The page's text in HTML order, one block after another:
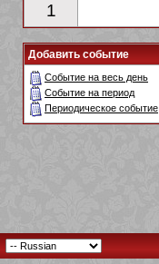
1
Добавить событие
Событие на весь день
Событие на период
Периодическое событие